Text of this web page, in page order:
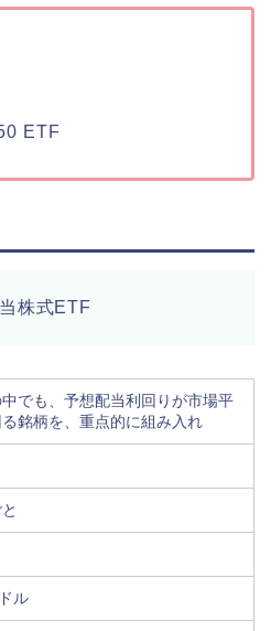
ETF
株式ETF
でも、予想配当利回りが市場平
銘柄を、重点的に組み入れ
ル